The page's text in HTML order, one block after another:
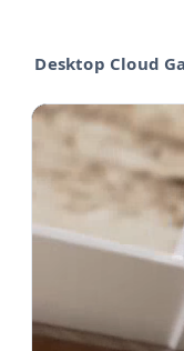
Desktop Cloud